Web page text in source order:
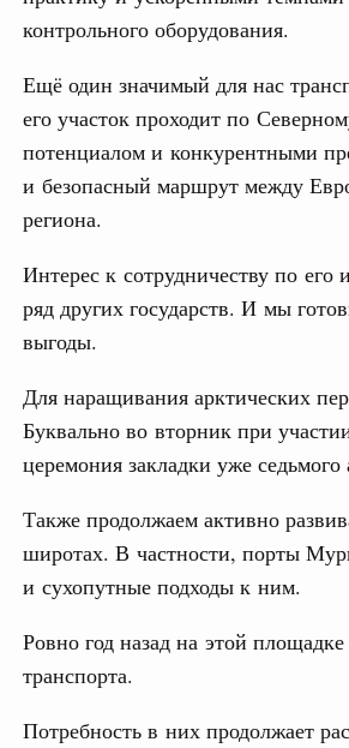
контрольного оборудования.
Ещё один значимый для нас
его участок проходит по
потенциалом и конкурентными
и безопасный маршрут между
региона.
Интерес к сотрудничеству по
ряд других государств. И мы
выгоды.
Для наращивания арктических
Буквально во вторник при
церемония закладки уже
Также продолжаем активно
широтах. В частности, порты
и сухопутные подходы к ним.
Ровно год назад на этой
транспорта.
Потребность в них продолжает